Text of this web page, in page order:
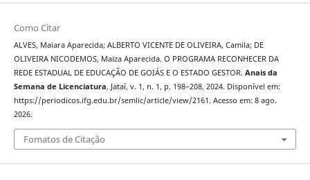
Como Citar
ALVES, Maiara Aparecida; ALBERTO VICENTE DE OLIVEIRA, Camila; DE
OLIVEIRA NICODEMOS, Maiza Aparecida. O PROGRAMA RECONHECER DA
REDE ESTADUAL DE EDUCAÇÃO DE GOIÁS E O ESTADO GESTOR. Anais da
Semana de Licenciatura, Jataí, v. 1, n. 1, p. 198–208, 2024. Disponível em:
https://periodicos.ifg.edu.br/semlic/article/view/2161. Acesso em: 8 ago.
2026.
Fomatos de Citação